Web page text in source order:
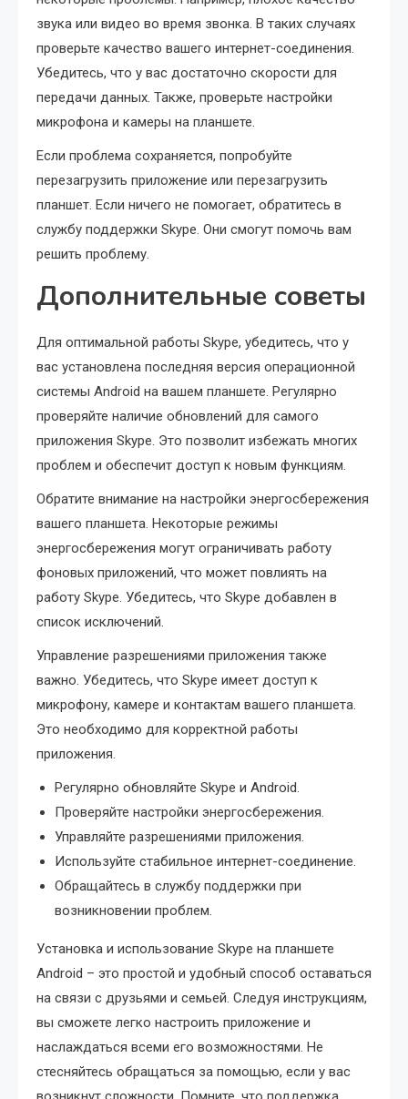
звука или видео во время звонка. В таких случаях
проверьте качество вашего интернет-соединения.
Убедитесь, что у вас достаточно скорости для
передачи данных. Также, проверьте настройки
микрофона и камеры на планшете.
Если проблема сохраняется, попробуйте
перезагрузить приложение или перезагрузить
планшет. Если ничего не помогает, обратитесь в
службу поддержки Skype. Они смогут помочь вам
решить проблему.
Дополнительные советы
Для оптимальной работы Skype, убедитесь, что у
вас установлена последняя версия операционной
системы Android на вашем планшете. Регулярно
проверяйте наличие обновлений для самого
приложения Skype. Это позволит избежать многих
проблем и обеспечит доступ к новым функциям.
Обратите внимание на настройки энергосбережения
вашего планшета. Некоторые режимы
энергосбережения могут ограничивать работу
фоновых приложений, что может повлиять на
работу Skype. Убедитесь, что Skype добавлен в
список исключений.
Управление разрешениями приложения также
важно. Убедитесь, что Skype имеет доступ к
микрофону, камере и контактам вашего планшета.
Это необходимо для корректной работы
приложения.
Регулярно обновляйте Skype и Android.
Проверяйте настройки энергосбережения.
Управляйте разрешениями приложения.
Используйте стабильное интернет-соединение.
Обращайтесь в службу поддержки при
возникновении проблем.
Установка и использование Skype на планшете
Android – это простой и удобный способ оставаться
на связи с друзьями и семьей. Следуя инструкциям,
вы сможете легко настроить приложение и
наслаждаться всеми его возможностями. Не
стесняйтесь обращаться за помощью, если у вас